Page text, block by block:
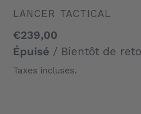
DISTRIBUTEUR
LANCER TACTICAL
Prix
normal
€239,00
Épuisé / Bientôt de
Taxes incluses.